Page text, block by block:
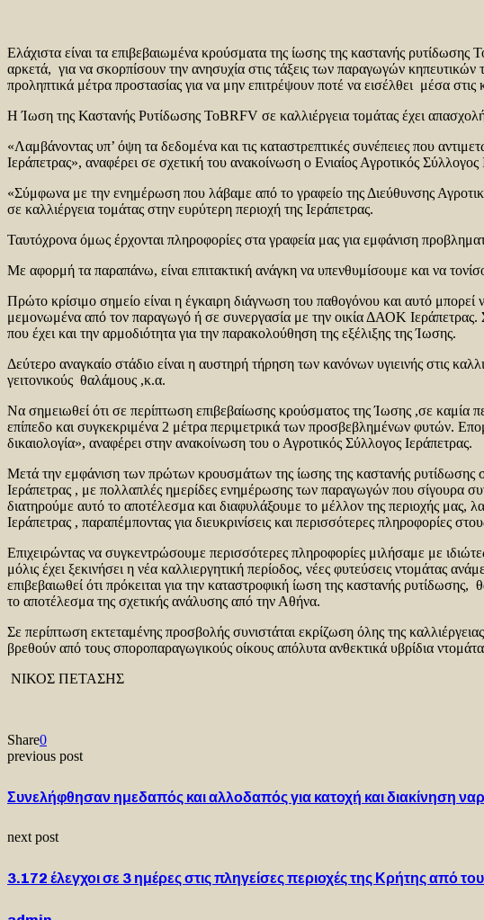
Ελάχιστα είναι τα επιβεβαιωμένα κρούσματα της ίωσης της καστανής ρυτίδωσης
αρκετά, για να σκορπίσουν την ανησυχία στις τάξεις των παραγωγών
προληπτικά μέτρα προστασίας για να μην επιτρέψουν ποτέ να εισέλθει μέσα στις
Η Ίωση της Καστανής Ρυτίδωσης ToBRFV σε καλλιέργεια τομάτας έχει
«Λαμβάνοντας υπ’ όψη τα δεδομένα και τις καταστρεπτικές συνέπειες που
Ιεράπετρας», αναφέρει σε σχετική του ανακοίνωση ο Ενιαίος Αγροτικός Σύλλογος
«Σύμφωνα με την ενημέρωση που λάβαμε από το γραφείο της Διεύθυνσης
σε καλλιέργεια τομάτας στην ευρύτερη περιοχή της Ιεράπετρας.
Ταυτόχρονα όμως έρχονται πληροφορίες στα γραφεία μας για εμφάνιση
Με αφορμή τα παραπάνω, είναι επιτακτική ανάγκη να υπενθυμίσουμε και να
Πρώτο κρίσιμο σημείο είναι η έγκαιρη διάγνωση του παθογόνου και αυτό
μεμονωμένα από τον παραγωγό ή σε συνεργασία με την οικία ΔΑΟΚ
που έχει και την αρμοδιότητα για την παρακολούθηση της εξέλιξης της Ίωσης.
Δεύτερο αναγκαίο στάδιο είναι η αυστηρή τήρηση των κανόνων υγιεινής στις
γειτονικούς θαλάμους ,κ.α.
Να σημειωθεί ότι σε περίπτωση επιβεβαίωσης κρούσματος της Ίωσης ,σε καμία
επίπεδο και συγκεκριμένα 2 μέτρα περιμετρικά των προσβεβλημένων φυτών.
δικαιολογία», αναφέρει στην ανακοίνωση του ο Αγροτικός Σύλλογος Ιεράπετρας.
Μετά την εμφάνιση των πρώτων κρουσμάτων της ίωσης της καστανής ρυτίδωσης
Ιεράπετρας , με πολλαπλές ημερίδες ενημέρωσης των παραγωγών που σίγουρα
διατηρούμε αυτό το αποτέλεσμα και διαφυλάξουμε το μέλλον της περιοχής μας,
Ιεράπετρας , παραπέμποντας για διευκρινίσεις και περισσότερες
Επιχειρώντας να συγκεντρώσουμε περισσότερες πληροφορίες μιλήσαμε με
μόλις έχει ξεκινήσει η νέα καλλιεργητική περίοδος, νέες φυτεύσεις ντομάτας
επιβεβαιωθεί ότι πρόκειται για την καταστροφική ίωση της καστανής
το αποτέλεσμα της σχετικής ανάλυσης από την Αθήνα.
Σε περίπτωση εκτεταμένης προσβολής συνιστάται εκρίζωση όλης της
βρεθούν από τους σποροπαραγωγικούς οίκους απόλυτα ανθεκτικά υβρίδια
ΝΙΚΟΣ ΠΕΤΑΣΗΣ
Share0
previous post
Συνελήφθησαν ημεδαπός και αλλοδαπός για κατοχή και διακίνηση
next post
3.172 έλεγχοι σε 3 ημέρες στις πληγείσες περιοχές της Κρήτης από